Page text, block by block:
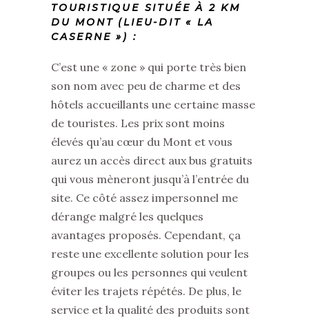
TOURISTIQUE SITUÉE À 2 KM
DU MONT (LIEU-DIT « LA
CASERNE ») :
C’est une « zone » qui porte très bien
son nom avec peu de charme et des
hôtels accueillants une certaine masse
de touristes. Les prix sont moins
élevés qu’au cœur du Mont et vous
aurez un accès direct aux bus gratuits
qui vous mèneront jusqu’à l’entrée du
site. Ce côté assez impersonnel me
dérange malgré les quelques
avantages proposés. Cependant, ça
reste une excellente solution pour les
groupes ou les personnes qui veulent
éviter les trajets répétés. De plus, le
service et la qualité des produits sont